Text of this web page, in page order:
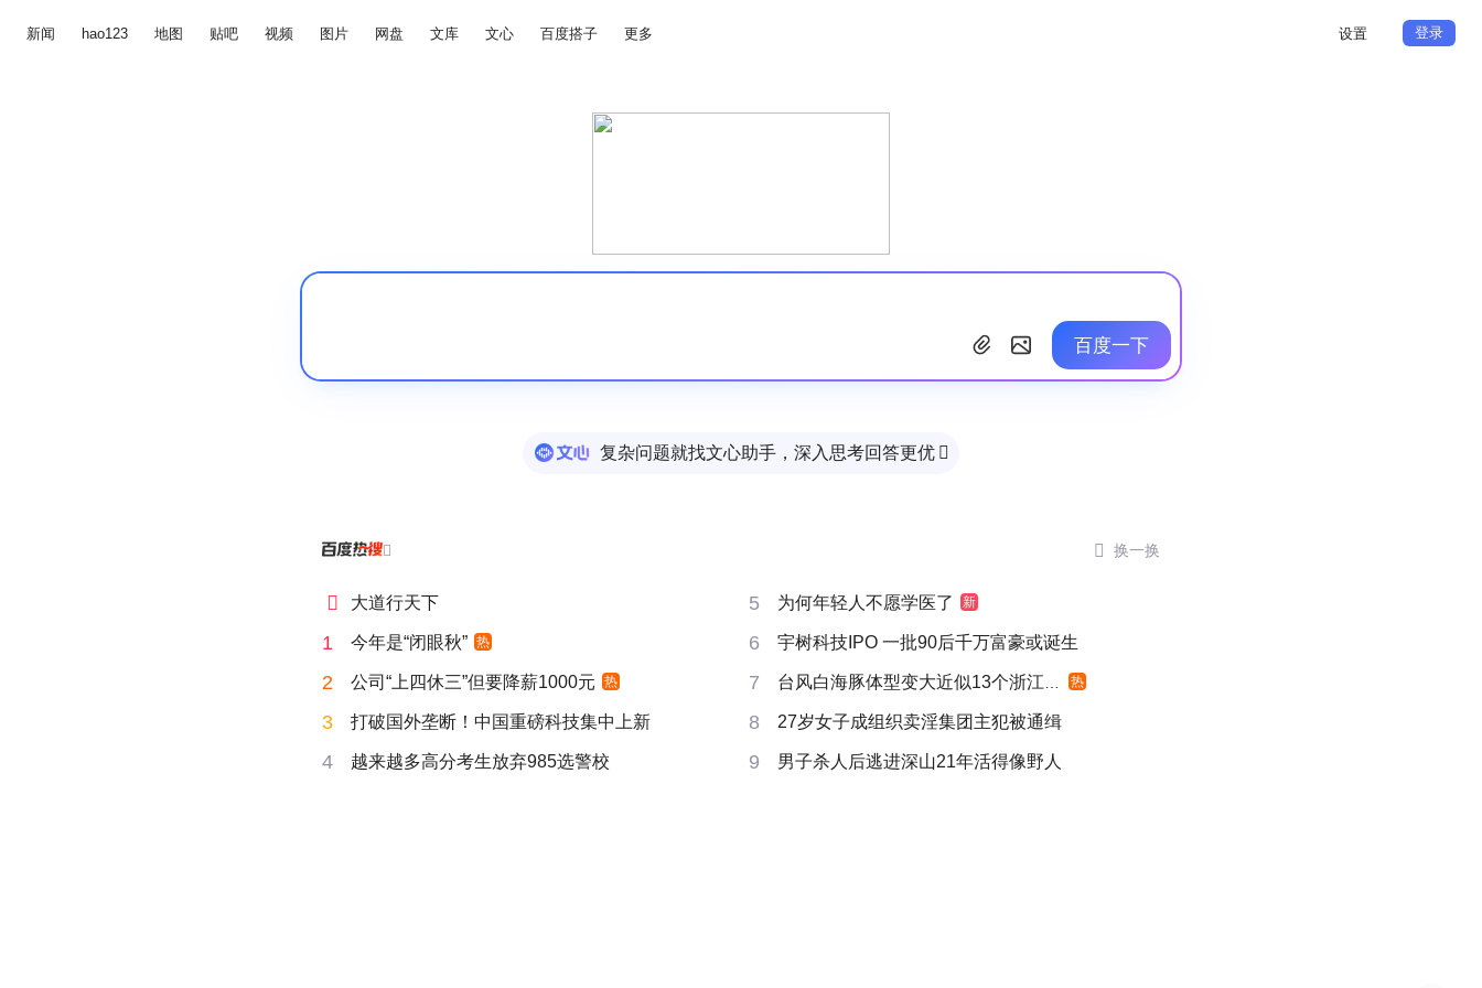
新闻 hao123 地图 贴吧 视频 图片 网盘 文库 文心 百度搭子 更多 设置 登录
百度一下
复杂问题就找文心助手，深入思考回答更优 
  换一换
 大道行天下 5 为何年轻人不愿学医了 新
1 今年是“闭眼秋” 热 6 宇树科技IPO 一批90后千万富豪或诞生
2 公司“上四休三”但要降薪1000元 热 7 台风白海豚体型变大近似13个浙江面积 热
3 打破国外垄断！中国重磅科技集中上新 8 27岁女子成组织卖淫集团主犯被通缉
4 越来越多高分考生放弃985选警校 9 男子杀人后逃进深山21年活得像野人